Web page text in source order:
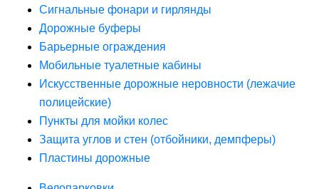
Сигнальные фонари и гирлянды
Дорожные буферы
Барьерные ограждения
Мобильные туалетные кабины
Искусственные дорожные неровности (лежачие
полицейские)
Пункты для мойки колес
Защита углов и стен (отбойники, демпферы)
Пластины дорожные